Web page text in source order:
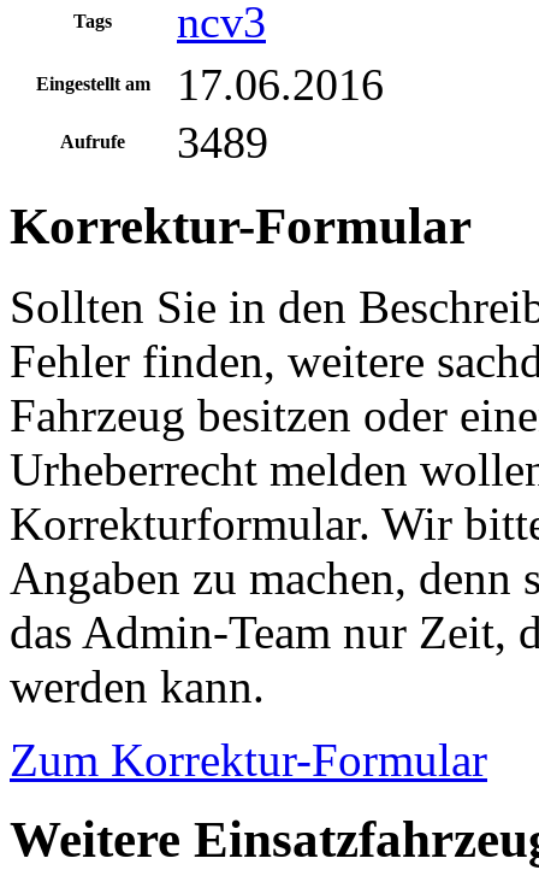
Tags ncv3
Eingestellt am 17.06.2016
Aufrufe 3489
Korrektur-Formular
Sollten Sie in den
Fehler finden, weitere
Fahrzeug besitzen oder
Urheberrecht melden
Korrekturformular. Wir
Angaben zu machen,
das Admin-Team nur Zeit,
werden kann.
Zum Korrektur-Formular
Weitere